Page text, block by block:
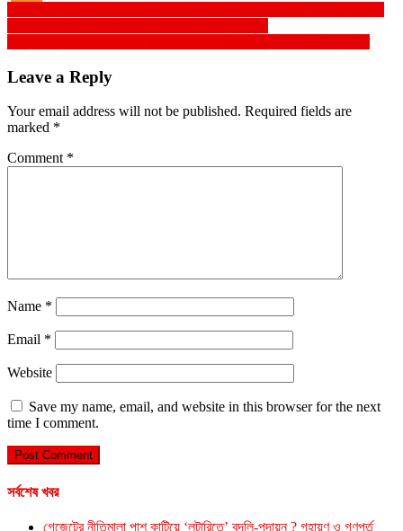
Post
navigation
Leave a Reply
Your email address will not be published. Required fields are
marked *
Comment *
Name *
Email *
Website
Save my name, email, and website in this browser for the next
time I comment.
সর্বশেষ খবর
গেজেটের নীতিমালা পাশ কাটিয়ে ‘লটারিতে’ বদলি-পদায়ন ? গৃহায়ণ ও গণপূর্ত